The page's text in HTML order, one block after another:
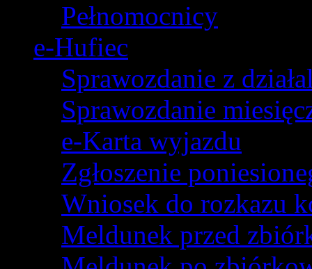
Pełnomocnicy
e-Hufiec
Sprawozdanie z
Sprawozdanie
e-Karta wyjazdu
Zgłoszenie
Wniosek do rozkazu
Meldunek przed